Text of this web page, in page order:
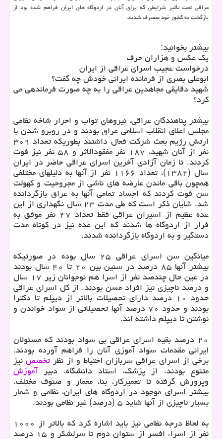
عراقی تحت تأثیر شرایطی که برای آنان در اردوگاه های ایران فراهم شده بود از
بازگشت به کشور خود منصرف شدند.
بیشتر بخوانید:
یک عکس و هزاران حرف
درخواست عجیب اسرای عراقی از ایران
ابوعلی بصری از فرمانده ایرانی خودش چه گفت؟
شهید دقایقی مجاهدین عراقی را به چه صورت فرماندهی می
کرد؟
بیشتر پناهندگان عراقی، نیروهای تواب و احرار شاخه نظامی
مجلس اعلای انقلاب اسلامی عراق بودند و در روبرو شدن با
ارتش رژیم بعث شرکت فعال داشتند بطوریکه تعداد ۳۰۹
نفر از آنان شهید، ۱۸۷ نفر مفقودالاثر و ۵۸ نفر نیز فوت
کردند. تا زمان آزادی آخرین اسرای عراقی حاضر در ایران
سال (۱۳۸۲)، تعداد ۱۱۶۶ نفر از آنها به دلیلهای مختلفی
همچون باقی ماندن عارضه های ناشی از مجروحیت و کهولت
سن فوت کردند که اجساد تمامی آنها به عراق بازگردانده
شد. شایان ذکر است که طی مدت ۲۳ سال نگهداری از این
عده عظیم از اسیران عراقی فقط تعداد ۴۷ نفر موفق به
فرار از اردوگاه ها شدند که این عده نیز در کوتاه مدت
دستگیر و به اردوگاه بازگردانده شدند.
میانگین سن اسرای عراقی ۲۵ سال بوده در صورتیکه
بیشتر آنها ۸۵ درصد در سنین بین ۲۰ تا ۴۰ سال بودند
در عین حال چندصد نفر از اسرا هم نوجوانان زیر ۱۷ سال
و درصد ناچیزی نیز افراد مسن بودند. از کل اسرای عراقی
حدود ۱۰ درصد دارای تحصیلات بالاتر از دیپلم تا دکترا
بودند و حدود ۷۰ درصد آنها تحصیلاتی از سواد خواندن و
نوشتن تا دیپلم داشته اند.
۲۰ درصد بقیه اسرای عراقی بی سواد بودند که مسئولان
ایرانی مقدمات سواد آموزی آنان را فراهم آورده بودند.
برخی از اسرای عراقی سربازان احتیاط و از نظرتخصصنیز
متنوع بودند. از پزشک، استاد دانشگاه، دبیر آموزش
وپرورش گرفته تا تعمیرکار، بنا، معمار و صنوف مختلف.
بیشتر اسرای موجود در اردوگاه های ایران، نظامی و شمار
بسیار ناچیزی از آنها شاید ۵ (درصد) غیر نظامی بودند.
به لحاظ درجه نظامی نیز باید اشاره کرد که بالاتر از ۱۰۰۰
نفر از اسراء افسر از ستوان دوم تا سرلشکر و ۱۵ درصد